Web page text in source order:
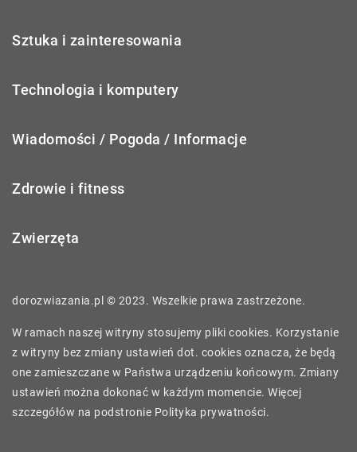
Sztuka i zainteresowania
Technologia i komputery
Wiadomości / Pogoda / Informacje
Zdrowie i fitness
Zwierzęta
dorozwiazania.pl © 2023. Wszelkie prawa zastrzeżone.
W ramach naszej witryny stosujemy pliki cookies. Korzystanie
z witryny bez zmiany ustawień dot. cookies oznacza, że będą
one zamieszczane w Państwa urządzeniu końcowym. Zmiany
ustawień można dokonać w każdym momencie. Więcej
szczegółów na podstronie Polityka prywatności.